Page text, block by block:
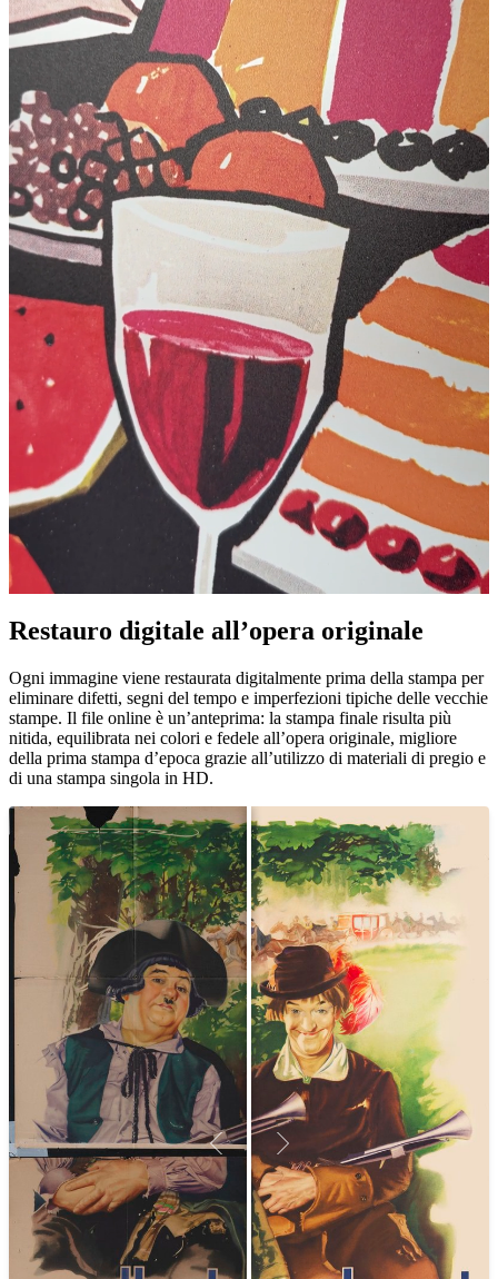
Restauro digitale all’opera originale
Ogni immagine viene restaurata digitalmente prima della stampa per
eliminare difetti, segni del tempo e imperfezioni tipiche delle vecchie
stampe. Il file online è un’anteprima: la stampa finale risulta più
nitida, equilibrata nei colori e fedele all’opera originale, migliore
della prima stampa d’epoca grazie all’utilizzo di materiali di pregio e
di una stampa singola in HD.